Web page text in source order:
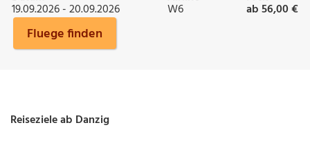
19.09.2026 - 20.09.2026 W6 ab 56,00 €
Fluege finden
Reiseziele ab Danzig